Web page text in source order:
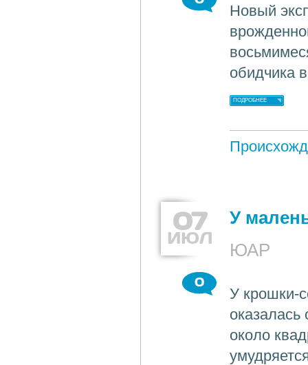
Новый
обидчика
ПОДРОБНЕЕ
07
ИЮЛ
У
ЮАР
0
У крошки-
около